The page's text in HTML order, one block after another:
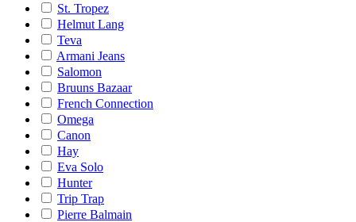
St. Tropez
Helmut Lang
Teva
Armani Jeans
Salomon
Bruuns Bazaar
French Connection
Omega
Canon
Hay
Eva Solo
Hunter
Trip Trap
Pierre Balmain